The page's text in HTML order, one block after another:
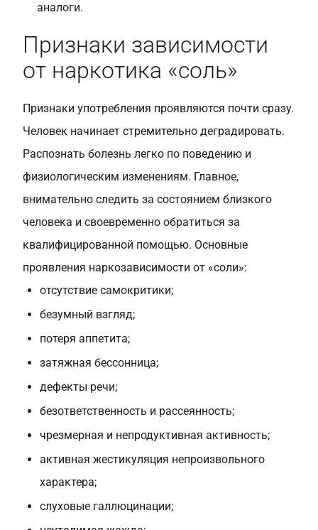
аналоги.
Признаки зависимости
от наркотика «соль»
Признаки употребления проявляются почти сразу.
Человек начинает стремительно деградировать.
Распознать болезнь легко по поведению и
физиологическим изменениям. Главное,
внимательно следить за состоянием близкого
человека и своевременно обратиться за
квалифицированной помощью. Основные
проявления наркозависимости от «соли»:
отсутствие самокритики;
безумный взгляд;
потеря аппетита;
затяжная бессонница;
дефекты речи;
безответственность и рассеянность;
чрезмерная и непродуктивная активность;
активная жестикуляция непроизвольного
характера;
слуховые галлюцинации;